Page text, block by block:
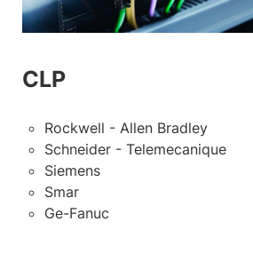
CLP
Rockwell - Allen Bradley
Schneider - Telemecanique
Siemens
Smar
Ge-Fanuc